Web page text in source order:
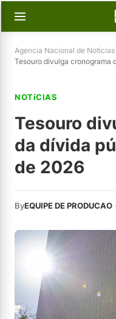
Agencia Nacional de Noticias
Tesouro divulga cronograma
NOTíCIAS
Tesouro
da dívida
de 2026
ByEQUIPE DE PRODUCAO